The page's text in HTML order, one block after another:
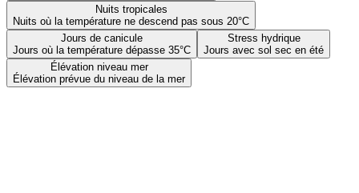
Nuits tropicales
Nuits où la température ne descend pas sous 20°C
Jours de canicule
Jours où la température dépasse 35°C
Stress hydrique
Jours avec sol sec en été
Élévation niveau mer
Élévation prévue du niveau de la mer